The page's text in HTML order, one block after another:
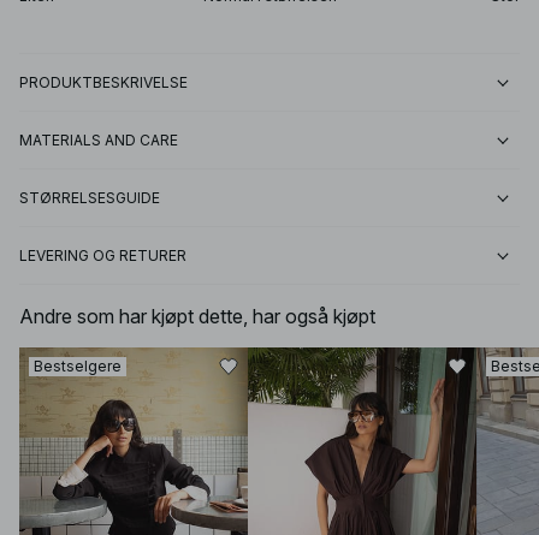
PRODUKTBESKRIVELSE
MATERIALS AND CARE
STØRRELSESGUIDE
LEVERING OG RETURER
Andre som har kjøpt dette, har også kjøpt
Bestselgere